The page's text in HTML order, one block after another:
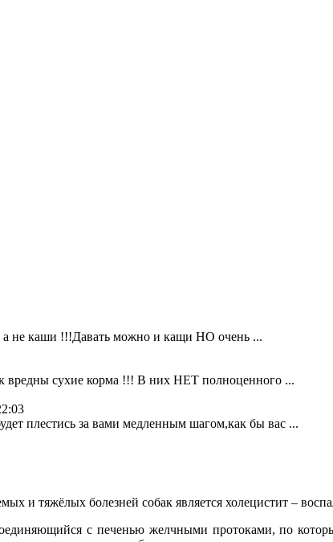
а не каши !!!Давать можно и кащи НО очень ...
вредны сухие корма !!! В них НЕТ полноценного ...
плестись за вами медленным шагом,как бы вас ...
и тяжёлых болезней собак является холецистит –
с печенью желчными протоками, по